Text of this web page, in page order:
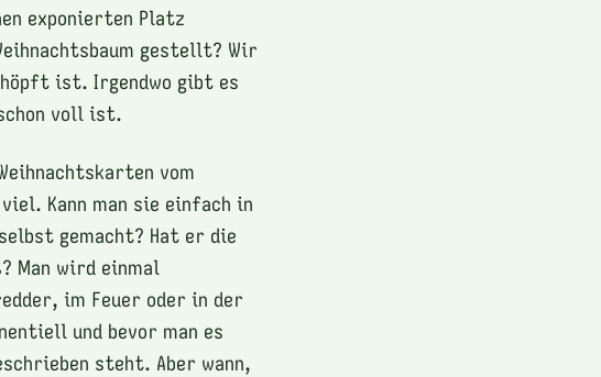
exponierten Platz
gestellt? Wir
ist. Irgendwo gibt es
voll ist.
vom
Kann man sie einfach in
gemacht? Hat er die
Man wird einmal
im Feuer oder in der
und bevor man es
steht. Aber wann,